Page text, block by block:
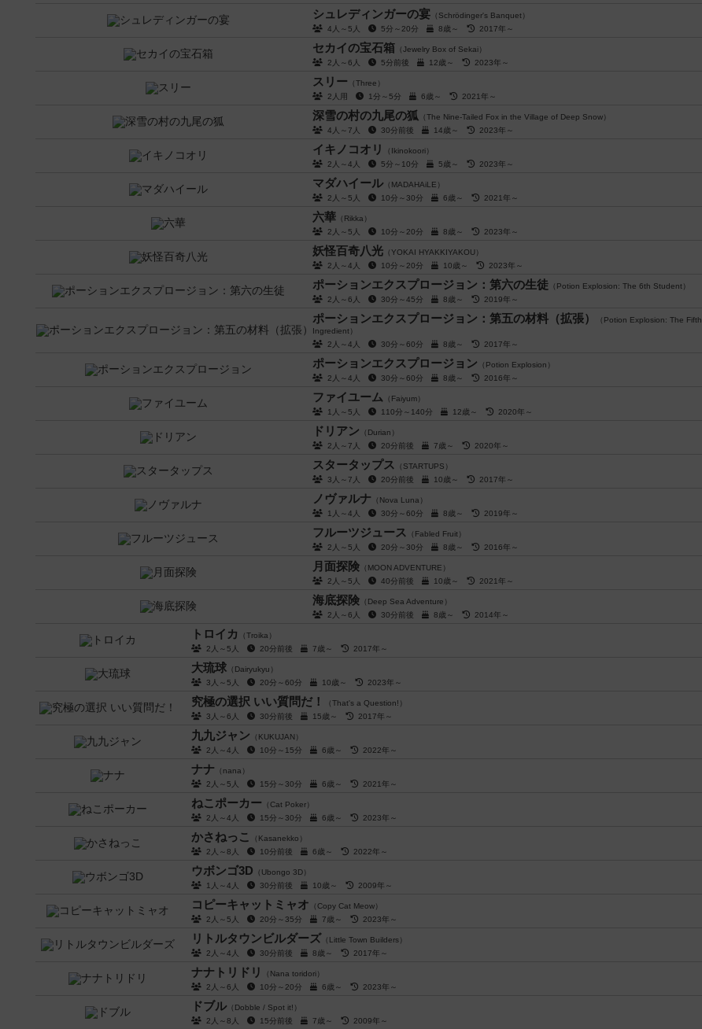
シュレディンガーの宴 （Schrödinger's Banquet）
4人～5人
5分～20分 8歳～ 2017年～
セカイの宝石箱 （Jewelry Box of Sekai）
2人～6人
5分前後 12歳～ 2023年～
スリー （Three）
2人用
1分～5分 6歳～ 2021年～
深雪の村の九尾の狐 （The Nine-Tailed Fox in the Village of Deep Snow）
4人～7人
30分前後 14歳～ 2023年～
イキノコオリ
（Ikinokoori）
2人～4人
5分～10分 5歳～ 2023年～
マダハイール （MADAHAiLE）
2人～5人
10分～30分 6歳～ 2021年～
六華 （Rikka）
2人～5人
10分～20分 8歳～ 2023年～
妖怪百奇八光 （YOKAI HYAKKIYAKOU）
2人～4人
10分～20分 10歳～ 2023年～
ポーションエクスプロージョン：第六の生徒 （Potion Explosion: The 6th Student）
2人～6人
30分～45分 8歳～ 2019年～
ポーションエクスプロージョン：第五の材料（拡張）
（Potion Explosion: The Fifth
Ingredient）
2人～4人
30分～60分 8歳～ 2017年～
ポーションエクスプロージョン （Potion Explosion）
2人～4人
30分～60分 8歳～ 2016年～
ファイユーム （Faiyum）
1人～5人
110分～140分 12歳～ 2020年～
ドリアン （Durian）
2人～7人
20分前後 7歳～ 2020年～
スタータップス
（STARTUPS）
3人～7人
20分前後 10歳～ 2017年～
ノヴァルナ （Nova Luna）
1人～4人
30分～60分 8歳～ 2019年～
フルーツジュース
（Fabled Fruit）
2人～5人
20分～30分 8歳～ 2016年～
月面探険 （MOON ADVENTURE）
2人～5人
40分前後 10歳～ 2021年～
海底探険 （Deep Sea Adventure）
2人～6人
30分前後 8歳～ 2014年～
トロイカ
（Troika）
2人～5人
20分前後 7歳～ 2017年～
大琉球 （Dairyukyu）
3人～5人
20分～60分 10歳～ 2023年～
究極の選択 いい質問だ！
（That's a Question!）
3人～6人
30分前後 15歳～ 2017年～
九九ジャン （KUKUJAN）
2人～4人
10分～15分 6歳～ 2022年～
ナナ （nana）
2人～5人
15分～30分 6歳～ 2021年～
ねこポーカー （Cat Poker）
2人～4人
15分～30分 6歳～ 2023年～
かさねっこ
（Kasanekko）
2人～8人
10分前後 6歳～ 2022年～
ウボンゴ3D （Ubongo 3D）
1人～4人
30分前後 10歳～ 2009年～
コピーキャットミャオ （Copy Cat Meow）
2人～5人
20分～35分 7歳～ 2023年～
リトルタウンビルダーズ （Little Town Builders）
2人～4人
30分前後 8歳～ 2017年～
ナナトリドリ
（Nana toridori）
2人～6人
10分～20分 6歳～ 2023年～
ドブル （Dobble / Spot it!）
2人～8人
15分前後 7歳～ 2009年～